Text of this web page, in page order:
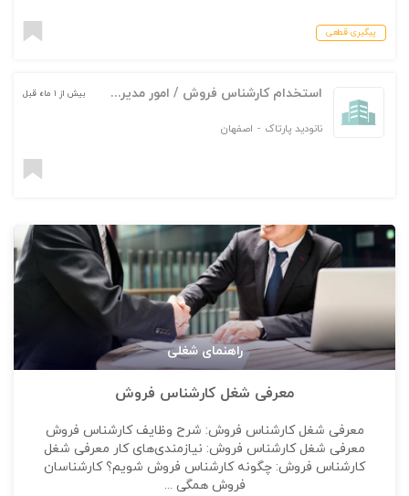
پیگیری قطعی
استخدام کارشناس فروش / امور مدیرعامل
نانودید پارتاک - اصفهان
بیش از ۱ ماه قبل
راهنمای شغلی
معرفی شغل کارشناس فروش
معرفی شغل کارشناس فروش: شرح وظایف کارشناس فروش
معرفی شغل کارشناس فروش: نیازمندی‌های کار معرفی شغل
کارشناس فروش: چگونه کارشناس فروش شویم؟ کارشناسان
فروش همگی ...